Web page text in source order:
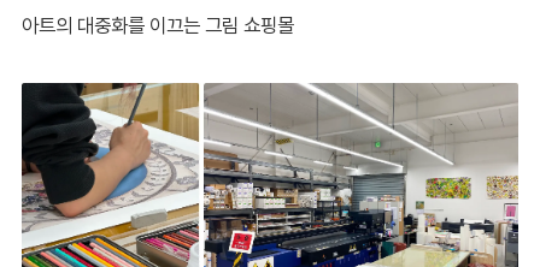
아트의 대중화를 이끄는 그림 쇼핑몰